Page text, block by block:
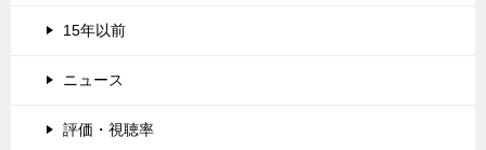
15年以前
ニュース
評価・視聴率